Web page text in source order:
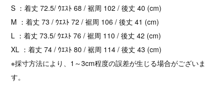
S ：着丈 72.5/ ｳｴｽﾄ 68 / 裾周 102 / 後丈 40 (cm)
M ：着丈 73 / ｳｴｽﾄ 72 / 裾周 106 / 後丈 41 (cm)
L ：着丈 73.5/ ｳｴｽﾄ 76 / 裾周 110 / 後丈 42 (cm)
XL ：着丈 74 / ｳｴｽﾄ 80 / 裾周 114 / 後丈 43 (cm)
※採寸方法により、1～3cm程度の誤差が生じる場合がございま
す。